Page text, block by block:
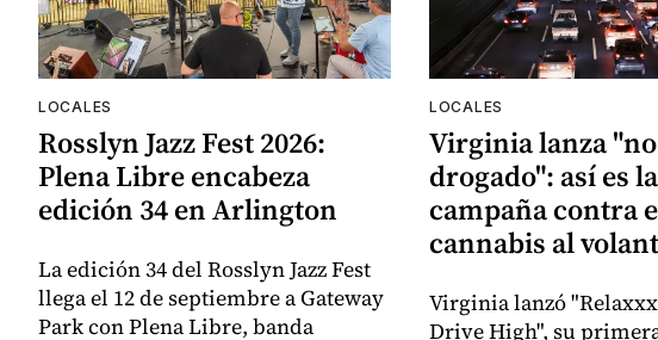
LOCALES
Rosslyn Jazz Fest 2026:
Plena Libre encabeza
edición 34 en Arlington
La edición 34 del Rosslyn Jazz Fest
llega el 12 de septiembre a Gateway
Park con Plena Libre, banda
LOCALES
Virginia lanza
drogado": así es
campaña contra
cannabis al
Virginia lanzó
Drive High", su